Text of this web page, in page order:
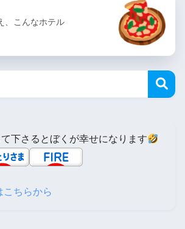
こんなホテル
下さるとぼくが幸せになります
こちらから